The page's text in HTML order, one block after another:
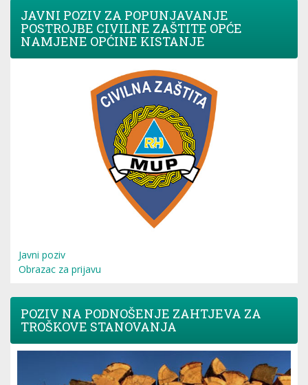
JAVNI POZIV ZA POPUNJAVANJE
POSTROJBE CIVILNE ZAŠTITE OPĆE
NAMJENE OPĆINE KISTANJE
Javni poziv
Obrazac za prijavu
POZIV NA PODNOŠENJE ZAHTJEVA ZA
TROŠKOVE STANOVANJA